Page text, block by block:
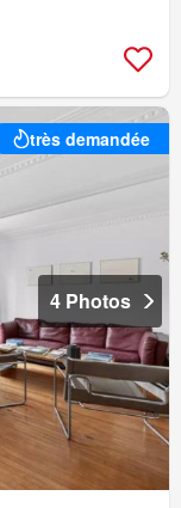
très demandée
4 Photos